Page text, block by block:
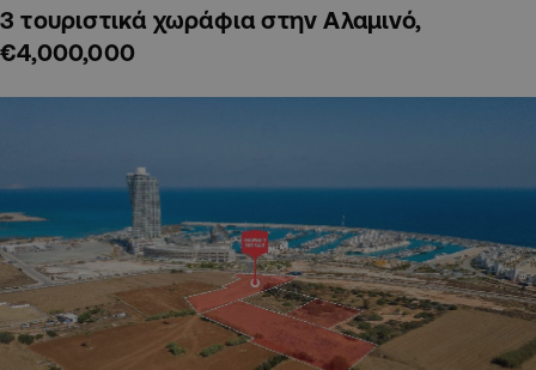
3 τουριστικά χωράφια στην Αλαμινό,
€4,000,000